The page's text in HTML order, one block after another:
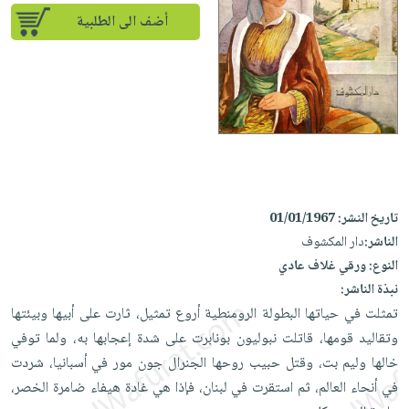
إختياراتنا
كتب
أكاديمية
صندوق
القراءة
iKitab
بلا
حدود
أسئلة
يتكرر
iKitab
على
Android
تحميل
iKitab
على
Apple
أسئلة
يتكرر
طرحها
تحميل
masmu3
على
masmu3
على
Apple
المواضيع
الأكثر
مبيعاً
إختياراتنا
وسائل
القراءة
جوائز
تعليمية
الصحة
والعناية
الشخصية
جديد
أجهزة
العناية
الشخصية
العناية
وتصفيف
الشعر
العناية
بالجسم
المطبخ
والسفرة
الكل
أواني
الطهي
أدوات
متجر
الهدايا
أقسام
أضف الى الطلبية
تاريخ النشر:01/01/1967
الناشر:دار المكشوف
النوع:ورقي غلاف عادي
نبذة الناشر:
تمثلت في حياتها البطولة الرومنطية أروع تمثيل، ثارت على أبيها وبيئتها
وتقاليد قومها، قاتلت نبوليون بونابرت على شدة إعجابها به، ولما توفي
خالها وليم بت، وقتل حبيب روحها الجنرال جون مور في أسبانيا، شردت
في أنحاء العالم، ثم استقرت في لبنان، فإذا هي غادة هيفاء ضامرة الخصر،